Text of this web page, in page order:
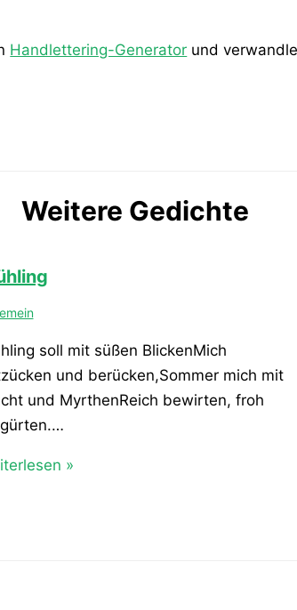
Handlettering-Generator und
Weitere Gedichte
soll mit süßen BlickenMich
und berücken,Sommer mich mit
und MyrthenReich bewirten, froh
»